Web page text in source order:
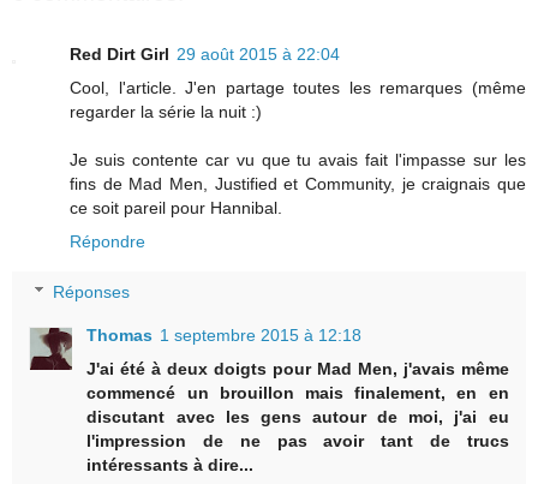
Red Dirt Girl 29 août 2015 à 22:04
Cool, l'article. J'en partage toutes les remarques (même
regarder la série la nuit :)
Je suis contente car vu que tu avais fait l'impasse sur les
fins de Mad Men, Justified et Community, je craignais que
ce soit pareil pour Hannibal.
Répondre
Réponses
Thomas 1 septembre 2015 à 12:18
J'ai été à deux doigts pour Mad Men, j'avais même
commencé un brouillon mais finalement, en en
discutant avec les gens autour de moi, j'ai eu
l'impression de ne pas avoir tant de trucs
intéressants à dire...